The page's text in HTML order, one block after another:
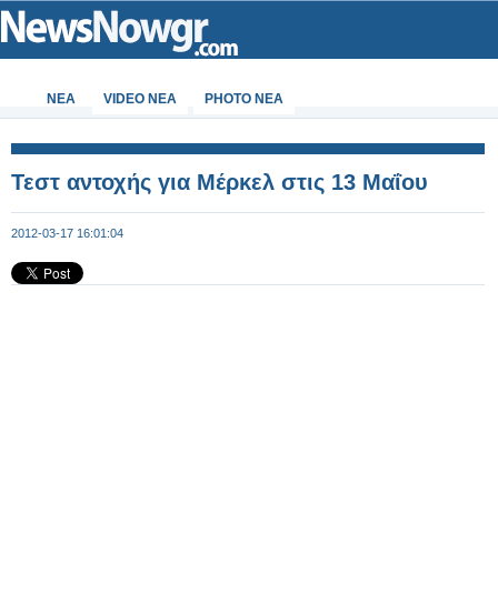
ΝΕΑ VIDEO NEA PHOTO NEA
Τεστ αντοχής για Μέρκελ στις 13 Μαΐου
2012-03-17 16:01:04